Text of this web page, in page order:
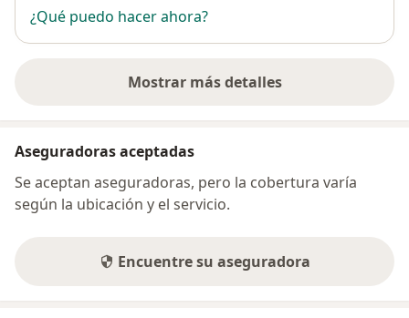
¿Qué puedo hacer ahora?
Mostrar más detalles
sobre la dirección
Aseguradoras aceptadas
Se aceptan aseguradoras, pero la cobertura varía
según la ubicación y el servicio.
Encuentre su aseguradora